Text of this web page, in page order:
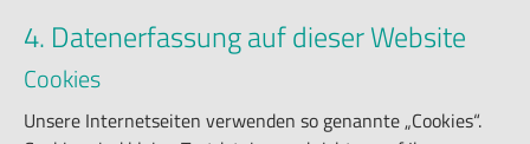
4. Datenerfassung auf dieser Website
Cookies
Unsere Internetseiten verwenden so genannte „Cookies“.